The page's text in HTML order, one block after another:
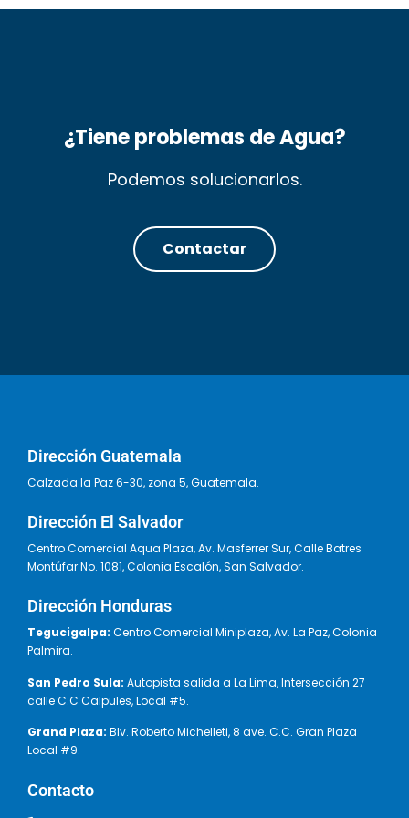
¿Tiene problemas de Agua?
Podemos solucionarlos.
Contactar
Dirección Guatemala
Calzada la Paz 6-30, zona 5, Guatemala.
Dirección El Salvador
Centro Comercial Aqua Plaza, Av. Masferrer Sur, Calle Batres
Montúfar No. 1081, Colonia Escalón, San Salvador.
Dirección Honduras
Tegucigalpa: Centro Comercial Miniplaza, Av. La Paz, Colonia
Palmira.
San Pedro Sula: Autopista salida a La Lima, Intersección 27
calle C.C Calpules, Local #5.
Grand Plaza: Blv. Roberto Michelleti, 8 ave. C.C. Gran Plaza
Local #9.
Contacto